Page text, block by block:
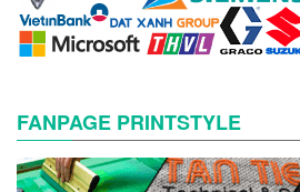
FANPAGE PRINTSTYLE